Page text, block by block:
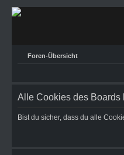
Foren-Übersicht
Alle Cookies des Boards
Bist du sicher, dass du alle